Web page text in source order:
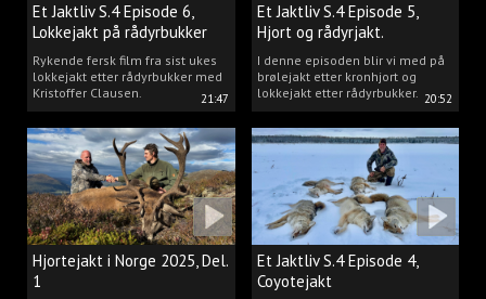
21:47
Et Jaktliv S.4 Episode 6,
Lokkejakt på rådyrbukker
2025 Del.1
Rykende fersk film fra sist ukes
lokkejakt etter rådyrbukker med
Kristoffer Clausen.
20:52
Et Jaktliv S.4 Episode 5,
Hjort og rådyrjakt.
I denne episoden blir vi med på
brølejakt etter kronhjort og
lokkejakt etter rådyrbukker.
Hjortejakt i Norge 2025, Del.
1
Et Jaktliv S.4 Episode 4,
Coyotejakt